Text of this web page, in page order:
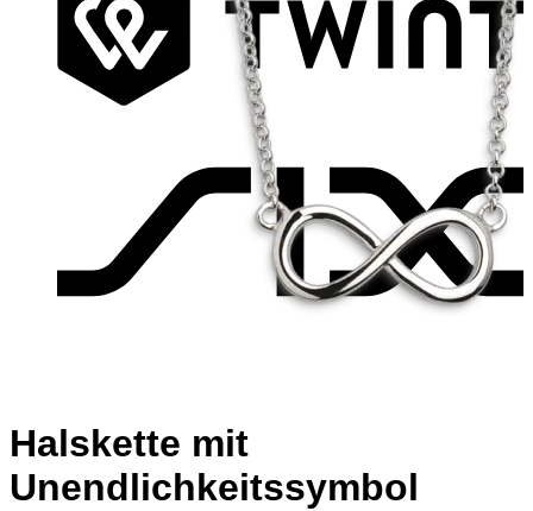
Halskette mit
Unendlichkeitssymbol